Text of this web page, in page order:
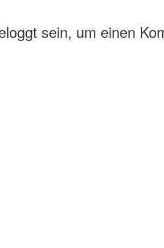
sein, um einen